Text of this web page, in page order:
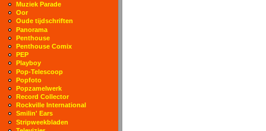
Muziek Parade
Oor
Oude tijdschriften
Panorama
Penthouse
Penthouse Comix
PEP
Playboy
Pop-Telescoop
Popfoto
Popzamelwerk
Record Collector
Rockville International
Smilin' Ears
Stripweekbladen